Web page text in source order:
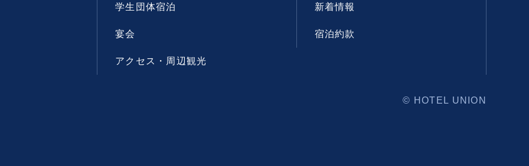
学生団体宿泊
宴会
アクセス・周辺観光
新着情報
宿泊約款
© HOTEL UNION